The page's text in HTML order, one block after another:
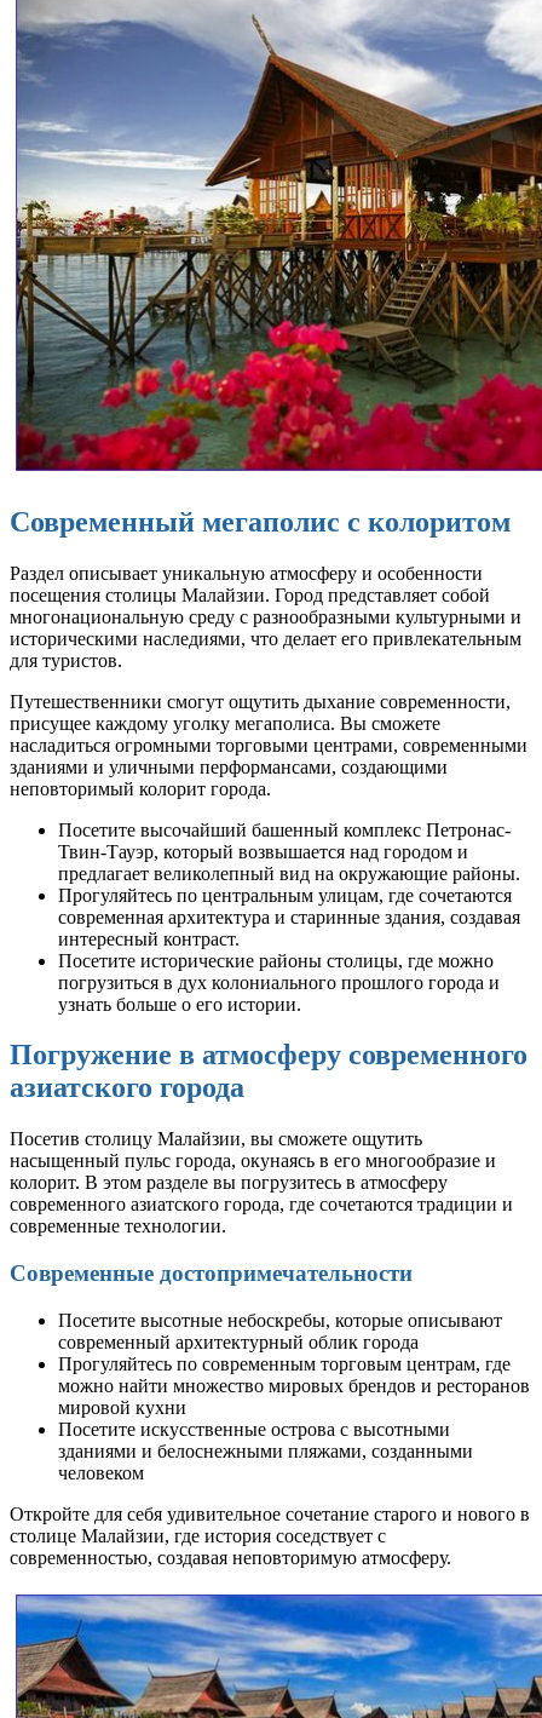
Современный мегаполис с колоритом
Раздел описывает уникальную атмосферу и особенности
посещения столицы Малайзии. Город представляет собой
многонациональную среду с разнообразными культурными и
историческими наследиями, что делает его привлекательным
для туристов.
Путешественники смогут ощутить дыхание современности,
присущее каждому уголку мегаполиса. Вы сможете
насладиться огромными торговыми центрами, современными
зданиями и уличными перформансами, создающими
неповторимый колорит города.
Посетите высочайший башенный комплекс Петронас-
Твин-Тауэр, который возвышается над городом и
предлагает великолепный вид на окружающие районы.
Прогуляйтесь по центральным улицам, где сочетаются
современная архитектура и старинные здания, создавая
интересный контраст.
Посетите исторические районы столицы, где можно
погрузиться в дух колониального прошлого города и
узнать больше о его истории.
Погружение в атмосферу современного
азиатского города
Посетив столицу Малайзии, вы сможете ощутить
насыщенный пульс города, окунаясь в его многообразие и
колорит. В этом разделе вы погрузитесь в атмосферу
современного азиатского города, где сочетаются традиции и
современные технологии.
Современные достопримечательности
Посетите высотные небоскребы, которые описывают
современный архитектурный облик города
Прогуляйтесь по современным торговым центрам, где
можно найти множество мировых брендов и ресторанов
мировой кухни
Посетите искусственные острова с высотными
зданиями и белоснежными пляжами, созданными
человеком
Откройте для себя удивительное сочетание старого и нового в
столице Малайзии, где история соседствует с
современностью, создавая неповторимую атмосферу.